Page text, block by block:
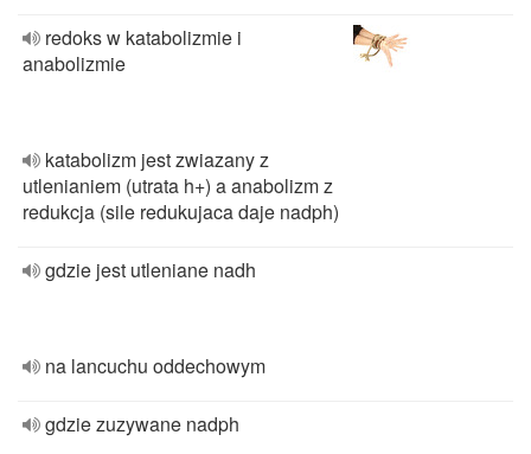
redoks w katabolizmie i
anabolizmie
katabolizm jest zwiazany z
utlenianiem (utrata h+) a anabolizm z
redukcja (sile redukujaca daje nadph)
gdzie jest utleniane nadh
na lancuchu oddechowym
gdzie zuzywane nadph